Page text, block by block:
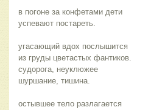
в погоне за конфетами дети
успевают постареть.
угасающий вдох послышится
из груды цветастых фантиков.
судорога, неуклюжее
шуршание, тишина.
остывшее тело разлагается